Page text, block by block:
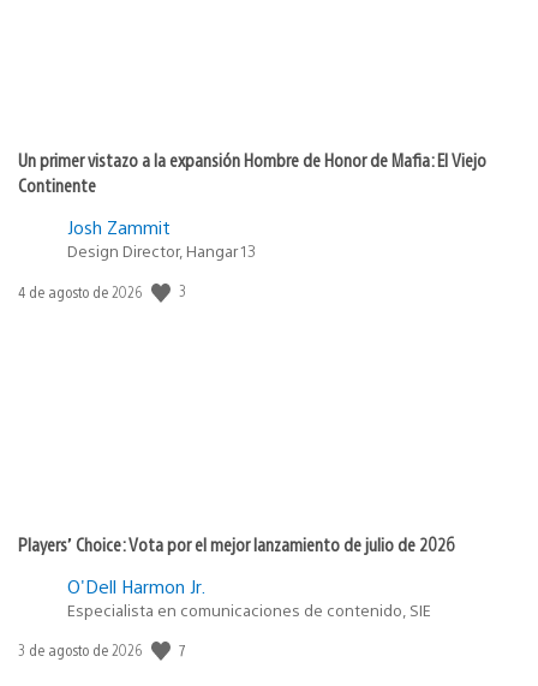
Un primer vistazo a la expansión Hombre de Honor de Mafia: El Viejo
Continente
Josh Zammit
Design Director, Hangar 13
Fecha
4 de agosto de 2026 3
Players’ Choice: Vota por el mejor lanzamiento de julio de 2026
O'Dell Harmon Jr.
Especialista en comunicaciones de contenido, SIE
Fecha
3 de agosto de 2026 7